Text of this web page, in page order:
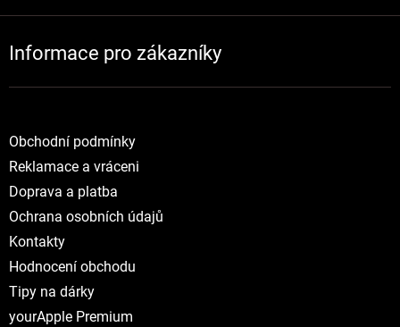
Informace pro zákazníky
Obchodní podmínky
Reklamace a vráceni
Doprava a platba
Ochrana osobních údajů
Kontakty
Hodnocení obchodu
Tipy na dárky
yourApple Premium